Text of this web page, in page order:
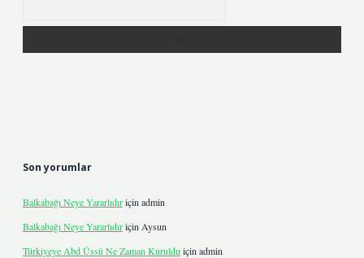
Son yorumlar
Balkabağı Neye Yararlıdıriçin admin
Balkabağı Neye Yararlıdıriçin Aysun
Türkiyeye Abd Üssü Ne Zaman Kuruldu için admin